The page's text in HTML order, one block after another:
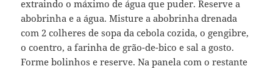
extraindo o máximo de água que puder. Reserve a
abobrinha e a água. Misture a abobrinha drenada
com 2 colheres de sopa da cebola cozida, o gengibre,
o coentro, a farinha de grão-de-bico e sal a gosto.
Forme bolinhos e reserve. Na panela com o restante